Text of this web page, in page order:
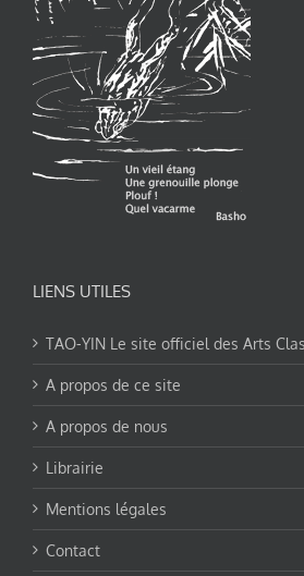
LIENS UTILES
TAO-YIN Le site officiel des Arts
A propos de ce site
A propos de nous
Librairie
Mentions légales
Contact